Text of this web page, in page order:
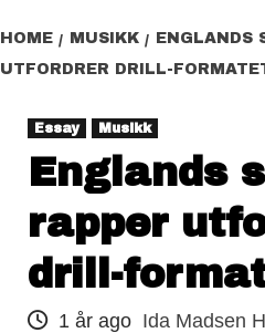
HOME MUSIKK
ENGLANDS
UTFORDRER DRILL-
Essay Musikk
Englands
rapper
drill-
1 år ago Ida Madsen